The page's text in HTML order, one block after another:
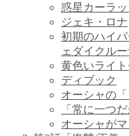
惑星カーラッ
ジェキ・ロナ
初期のハイ
ェダイクル
黄色いライ
ディブック
オーシャの
「常に一つ
オーシャが